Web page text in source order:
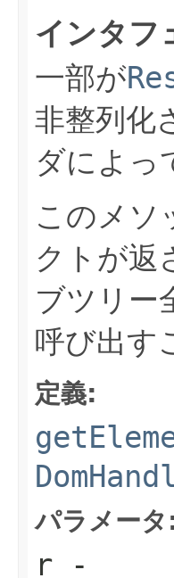
インタフ
一部が
非整列化
ダによっ
このメソ
クトが返
ブツリー
呼び出す
定義:
パラメータ
r -